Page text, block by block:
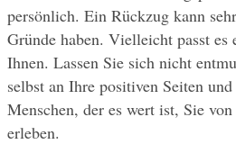
persönlich. Ein Rückzug kann
Gründe haben. Vielleicht passt
Ihnen. Lassen Sie sich nicht
selbst an Ihre positiven Seiten
Menschen, der es wert ist, Sie
erleben.